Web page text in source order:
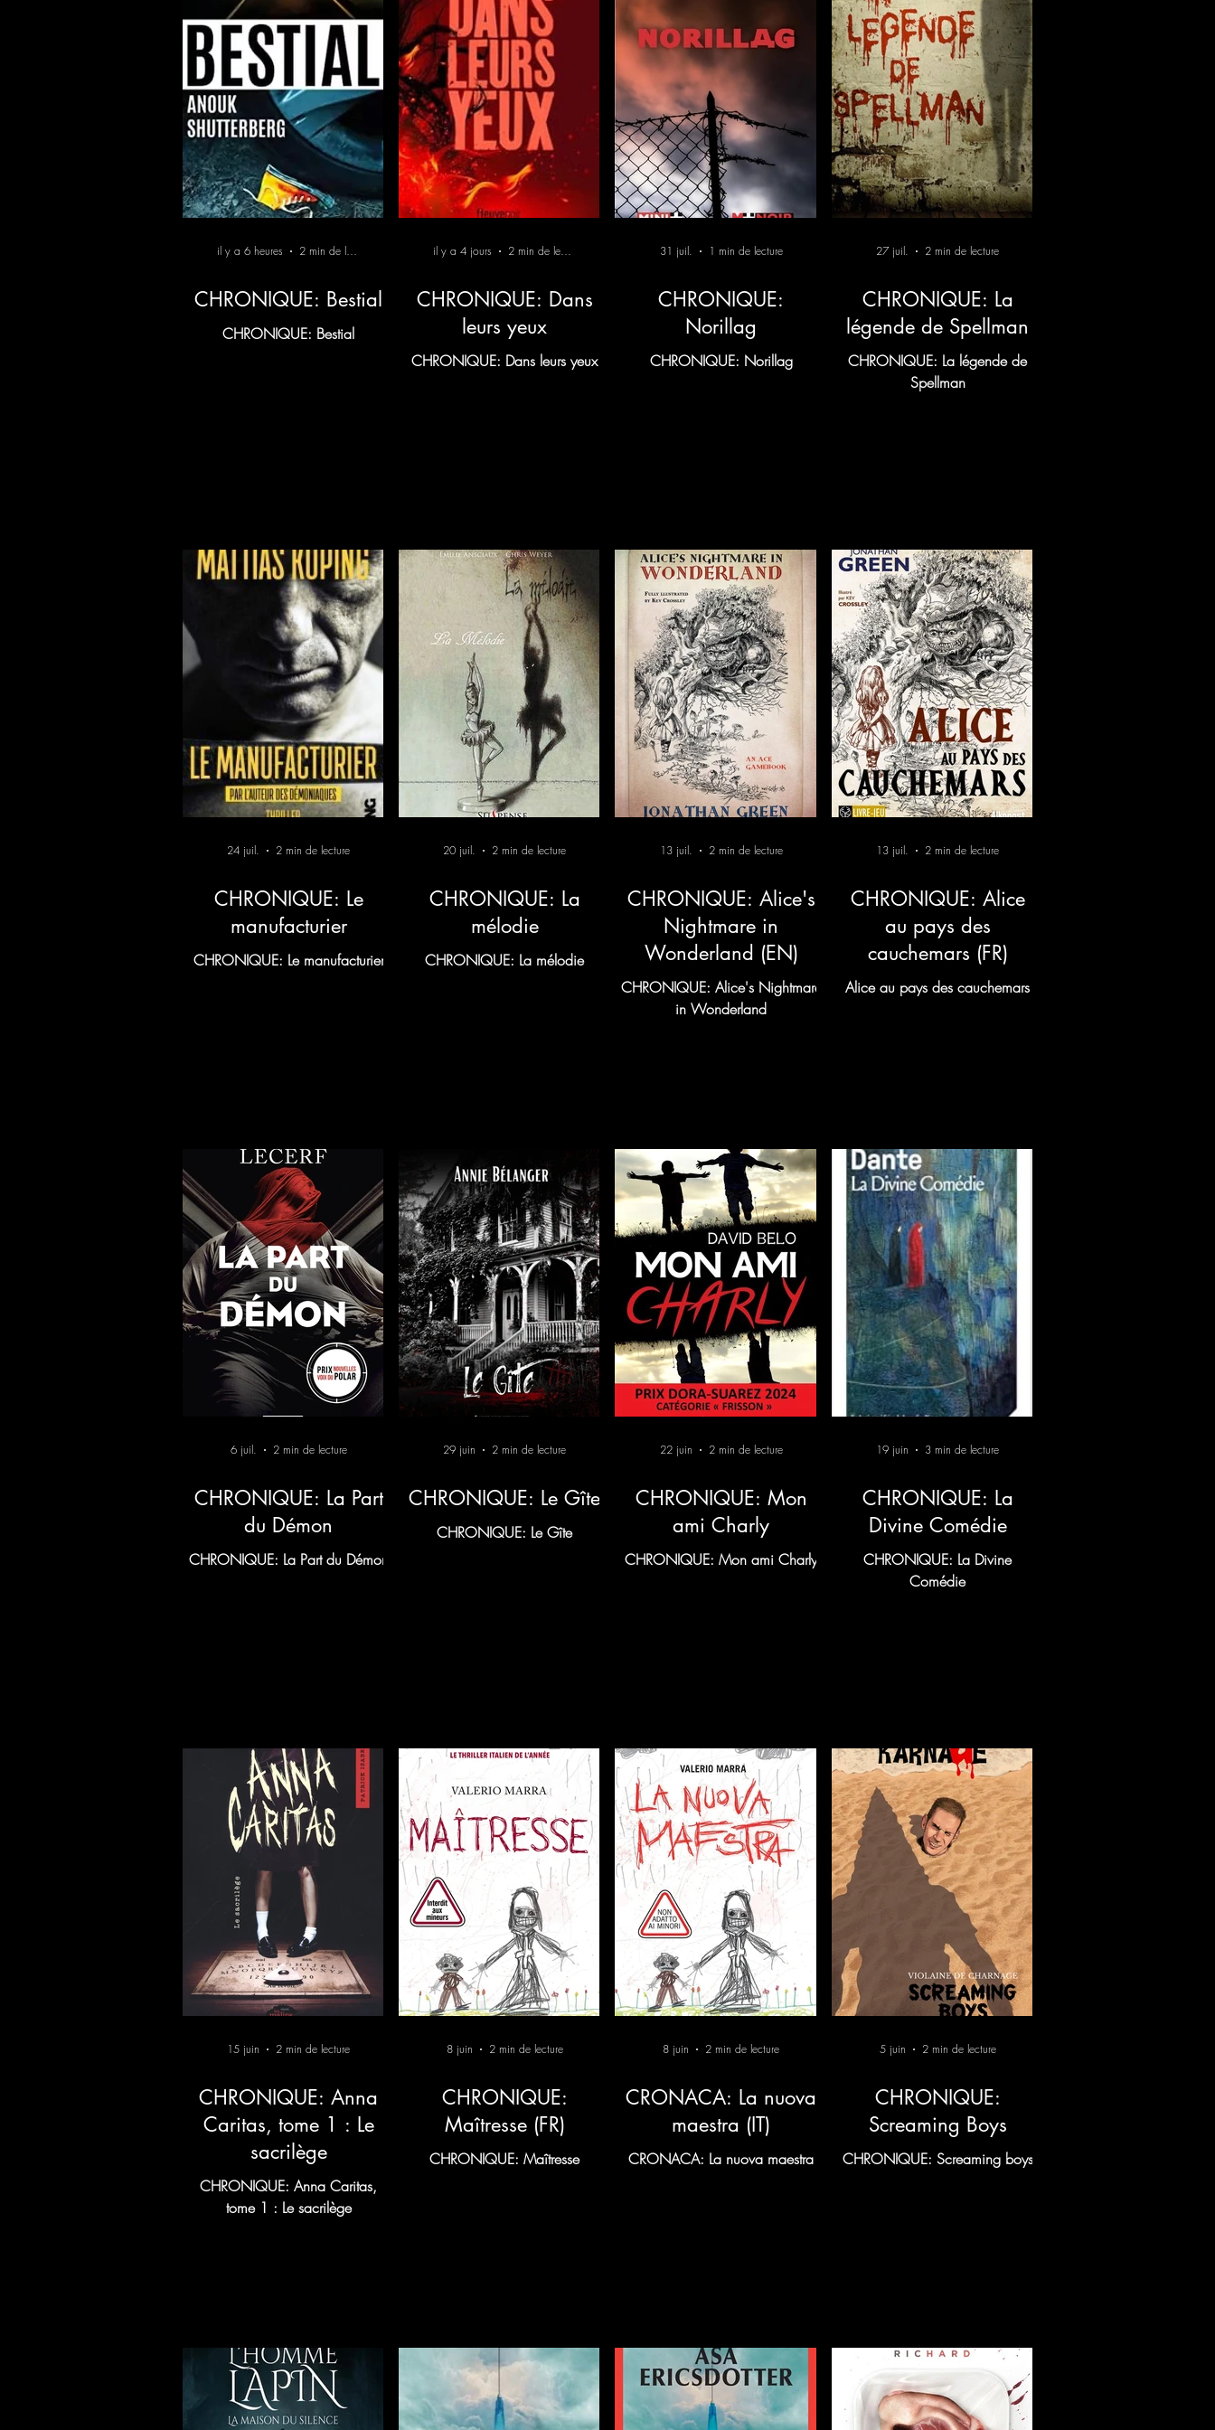
CHRONIQUE: Bestial
CHRONIQUE: Bestial
il y a 6 heures 2 min de lecture
CHRONIQUE: Dans
leurs yeux
CHRONIQUE: Dans leurs yeux
il y a 4 jours 2 min de lecture
CHRONIQUE:
Norillag
CHRONIQUE: Norillag
31 juil. 1 min de lecture
CHRONIQUE: La
légende de Spellman
CHRONIQUE: La légende de
Spellman
27 juil. 2 min de lecture
CHRONIQUE: Le
manufacturier
CHRONIQUE: Le manufacturier
24 juil. 2 min de lecture
CHRONIQUE: La
mélodie
CHRONIQUE: La mélodie
20 juil. 2 min de lecture
CHRONIQUE: Alice's
Nightmare in
Wonderland (EN)
CHRONIQUE: Alice's Nightmare
in Wonderland
13 juil. 2 min de lecture
CHRONIQUE: Alice
au pays des
cauchemars (FR)
Alice au pays des cauchemars
13 juil. 2 min de lecture
CHRONIQUE: La Part
du Démon
CHRONIQUE: La Part du Démon
6 juil. 2 min de lecture
CHRONIQUE: Le Gîte
CHRONIQUE: Le Gîte
29 juin 2 min de lecture
CHRONIQUE: Mon
ami Charly
CHRONIQUE: Mon ami Charly
22 juin 2 min de lecture
CHRONIQUE: La
Divine Comédie
CHRONIQUE: La Divine
Comédie
19 juin 3 min de lecture
CHRONIQUE: Anna
Caritas, tome 1 : Le
sacrilège
CHRONIQUE: Anna Caritas,
tome 1 : Le sacrilège
15 juin 2 min de lecture
CHRONIQUE:
Maîtresse (FR)
CHRONIQUE: Maîtresse
8 juin 2 min de lecture
CRONACA: La nuova
maestra (IT)
CRONACA: La nuova maestra
8 juin 2 min de lecture
CHRONIQUE:
Screaming Boys
CHRONIQUE: Screaming boys
5 juin 2 min de lecture